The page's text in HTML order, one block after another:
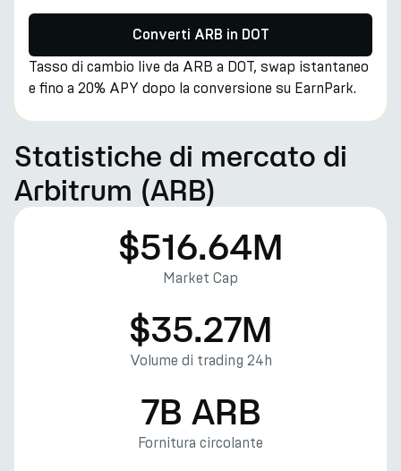
Converti ARB in DOT
Tasso di cambio live da ARB a DOT, swap istantaneo
e fino a 20% APY dopo la conversione su EarnPark.
Statistiche di mercato di
Arbitrum (ARB)
$516.64M
Market Cap
$35.27M
Volume di trading 24h
7B ARB
Fornitura circolante